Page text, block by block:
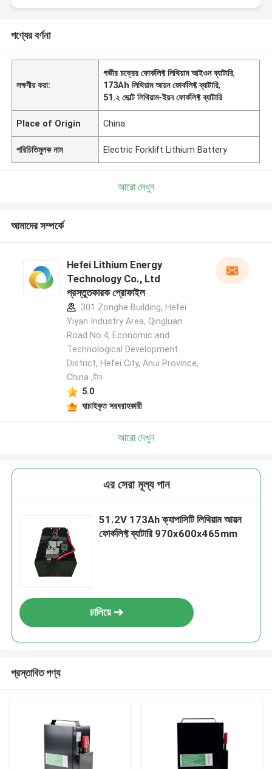
পণ্যের বর্ণনা
লক্ষণীয় করা:
গভীর চক্রের ফোর্কলিফ্ট লিথিয়াম আইওন ব্যাটারি,
173Ah লিথিয়াম আয়ন ফোর্কলিফ্ট ব্যাটারি,
51.২ ভোল্ট লিথিয়াম-ইয়ন ফোর্কলিফ্ট ব্যাটারি
Place of Origin China
পরিচিতিমুলক নাম Electric Forklift Lithium Battery
আরো দেখুন
আমাদের সম্পর্কে
Hefei Lithium Energy
Technology Co., Ltd
প্রস্তুতকারক প্রোফাইল
301 Zonghe Building, Hefei
Yiyan Industry Area, Qingluan
Road No.4, Economic and
Technological Development
District, Hefei City, Anui Province,
China ,চীন
5.0
যাচাইকৃত সরবরাহকারী
আরো দেখুন
এর সেরা মূল্য পান
51.2V 173Ah ক্যাপাসিটি লিথিয়াম আয়ন
ফোর্কলিফ্ট ব্যাটারি 970x600x465mm
চালিয়ে
প্রস্তাবিত পণ্য